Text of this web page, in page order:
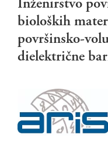
bioloških
površinsko-
dielektrične